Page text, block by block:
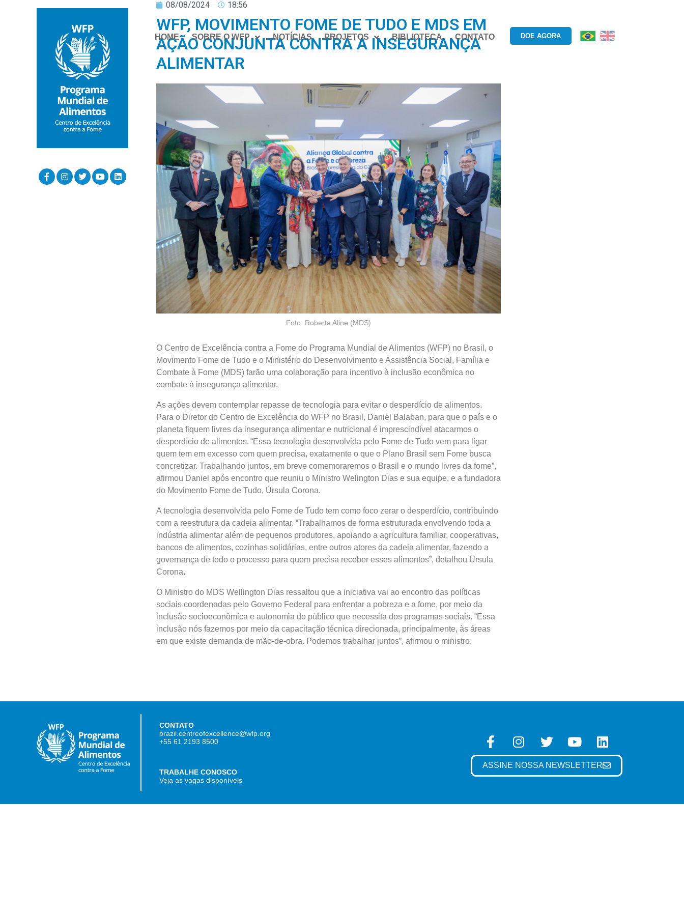
HOME SOBRE O WFP NOTÍCIAS PROJETOS BIBLIOTECA CONTATO DOE AGORA
08/08/2024 18:56
WFP, MOVIMENTO FOME DE TUDO E MDS EM
AÇÃO CONJUNTA CONTRA A INSEGURANÇA
ALIMENTAR
Foto: Roberta Aline (MDS)
O Centro de Excelência contra a Fome do Programa Mundial de Alimentos (WFP) no Brasil, o
Movimento Fome de Tudo e o Ministério do Desenvolvimento e Assistência Social, Família e
Combate à Fome (MDS) farão uma colaboração para incentivo à inclusão econômica no
combate à insegurança alimentar.
As ações devem contemplar repasse de tecnologia para evitar o desperdício de alimentos.
Para o Diretor do Centro de Excelência do WFP no Brasil, Daniel Balaban, para que o país e o
planeta fiquem livres da insegurança alimentar e nutricional é imprescindível atacarmos o
desperdício de alimentos. “Essa tecnologia desenvolvida pelo Fome de Tudo vem para ligar
quem tem em excesso com quem precisa, exatamente o que o Plano Brasil sem Fome busca
concretizar. Trabalhando juntos, em breve comemoraremos o Brasil e o mundo livres da fome”,
afirmou Daniel após encontro que reuniu o Ministro Welington Dias e sua equipe, e a fundadora
do Movimento Fome de Tudo, Úrsula Corona.
A tecnologia desenvolvida pelo Fome de Tudo tem como foco zerar o desperdício, contribuindo
com a reestrutura da cadeia alimentar. “Trabalhamos de forma estruturada envolvendo toda a
indústria alimentar além de pequenos produtores, apoiando a agricultura familiar, cooperativas,
bancos de alimentos, cozinhas solidárias, entre outros atores da cadeia alimentar, fazendo a
governança de todo o processo para quem precisa receber esses alimentos”, detalhou Úrsula
Corona.
O Ministro do MDS Wellington Dias ressaltou que a iniciativa vai ao encontro das políticas
sociais coordenadas pelo Governo Federal para enfrentar a pobreza e a fome, por meio da
inclusão socioeconômica e autonomia do público que necessita dos programas sociais. “Essa
inclusão nós fazemos por meio da capacitação técnica direcionada, principalmente, às áreas
em que existe demanda de mão-de-obra. Podemos trabalhar juntos”, afirmou o ministro.
CONTATO
brazil.centreofexcellence@wfp.org
+55 61 2193 8500
TRABALHE CONOSCO
Veja as vagas disponíveis
ASSINE NOSSA NEWSLETTER